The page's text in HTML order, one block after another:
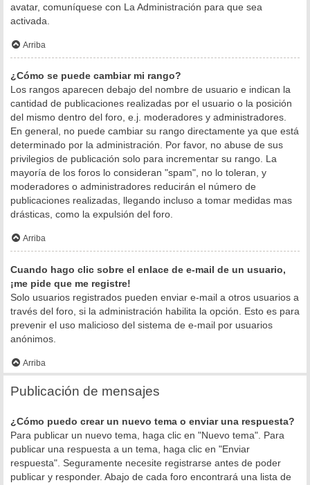
avatar, comuníquese con La Administración para que sea
activada.
Arriba
¿Cómo se puede cambiar mi rango?
Los rangos aparecen debajo del nombre de usuario e indican la
cantidad de publicaciones realizadas por el usuario o la posición
del mismo dentro del foro, e.j. moderadores y administradores.
En general, no puede cambiar su rango directamente ya que está
determinado por la administración. Por favor, no abuse de sus
privilegios de publicación solo para incrementar su rango. La
mayoría de los foros lo consideran "spam", no lo toleran, y
moderadores o administradores reducirán el número de
publicaciones realizadas, llegando incluso a tomar medidas mas
drásticas, como la expulsión del foro.
Arriba
Cuando hago clic sobre el enlace de e-mail de un usuario,
¡me pide que me registre!
Solo usuarios registrados pueden enviar e-mail a otros usuarios a
través del foro, si la administración habilita la opción. Esto es para
prevenir el uso malicioso del sistema de e-mail por usuarios
anónimos.
Arriba
Publicación de mensajes
¿Cómo puedo crear un nuevo tema o enviar una respuesta?
Para publicar un nuevo tema, haga clic en "Nuevo tema". Para
publicar una respuesta a un tema, haga clic en "Enviar
respuesta". Seguramente necesite registrarse antes de poder
publicar y responder. Abajo de cada foro encontrará una lista de